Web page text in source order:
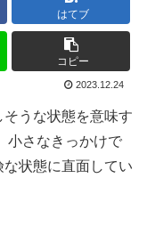
はてブ
コピー
2023.12.24
うな状態を意味す
小さなきっかけで
状態に直面してい